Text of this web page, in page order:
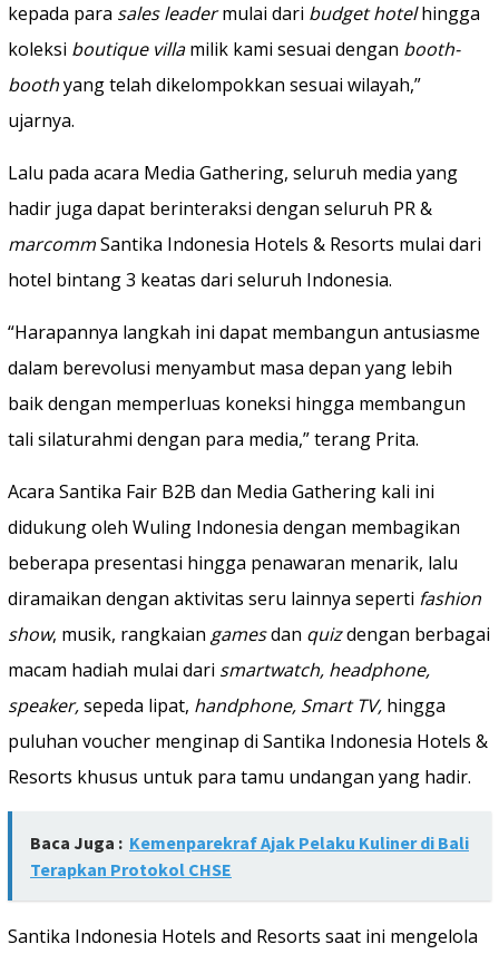
kepada para sales leadermulai dari budget hotelhingga
koleksi boutique villamilik kami sesuai dengan booth-
boothyang telah dikelompokkan sesuai wilayah,”
ujarnya.
Lalu pada acara Media Gathering, seluruh media yang
hadir juga dapat berinteraksi dengan seluruh PR &
marcommSantika Indonesia Hotels & Resorts mulai dari
hotel bintang 3 keatas dari seluruh Indonesia.
“Harapannya langkah ini dapat membangun antusiasme
dalam berevolusi menyambut masa depan yang lebih
baik dengan memperluas koneksi hingga membangun
tali silaturahmi dengan para media,” terang Prita.
Acara Santika Fair B2B dan Media Gathering kali ini
didukung oleh Wuling Indonesia dengan membagikan
beberapa presentasi hingga penawaran menarik, lalu
diramaikan dengan aktivitas seru lainnya seperti fashion
show, musik, rangkaian gamesdan quizdengan berbagai
macam hadiah mulai dari smartwatch, headphone,
speaker,sepeda lipat, handphone, Smart TV, hingga
puluhan voucher menginap di Santika Indonesia Hotels &
Resorts khusus untuk para tamu undangan yang hadir.
Baca Juga : Kemenparekraf Ajak Pelaku Kuliner di Bali
Terapkan Protokol CHSE
Santika Indonesia Hotels and Resorts saat ini mengelola